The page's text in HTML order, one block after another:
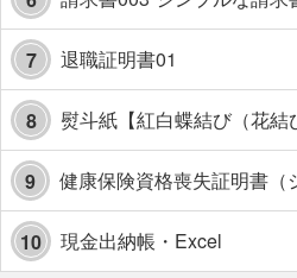
7 退職証明書01
8 熨斗紙【紅白蝶結び（花
9
10 現金出納帳・Excel